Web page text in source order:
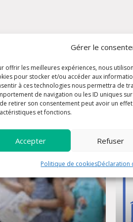
Gérer le
offrir les meilleures expériences, nous
pour stocker et/ou accéder aux
à ces technologies nous permettra de
de navigation ou les ID uniques
retirer son consentement peut avoir un
et fonctions.
Accepter Refuser
Politique de cookiesDéclaration